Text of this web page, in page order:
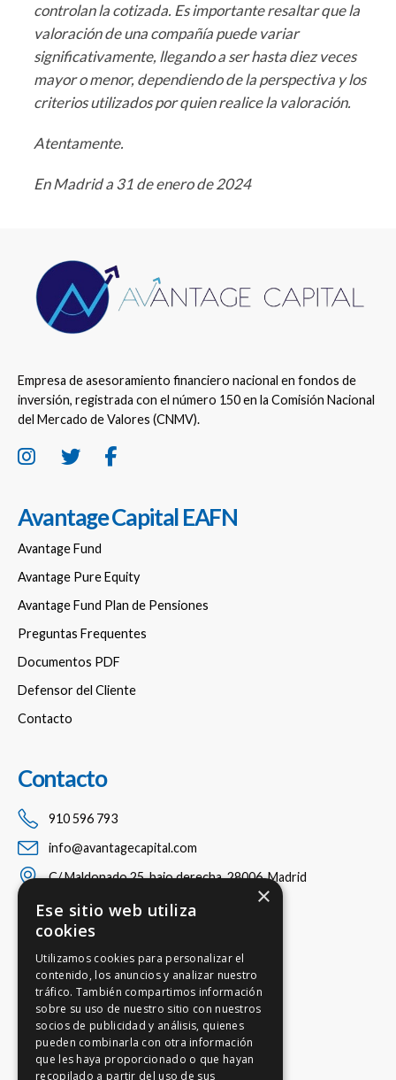
controlan la cotizada. Es importante resaltar que la
valoración de una compañía puede variar
significativamente, llegando a ser hasta diez veces
mayor o menor, dependiendo de la perspectiva y los
criterios utilizados por quien realice la valoración.
Atentamente.
En Madrid a 31 de enero de 2024
Empresa de asesoramiento financiero nacional en fondos de
inversión, registrada con el número 150 en la Comisión Nacional
del Mercado de Valores (CNMV).
Avantage Capital EAFN
Avantage Fund
Avantage Pure Equity
Avantage Fund Plan de Pensiones
Preguntas Frequentes
Documentos PDF
Defensor del Cliente
Contacto
Contacto
910 596 793
info@avantagecapital.com
C/ Maldonado 25, bajo derecha, 28006, Madrid
×
Ese sitio web utiliza
cookies
Utilizamos cookies para personalizar el
contenido, los anuncios y analizar nuestro
tráfico. También compartimos información
sobre su uso de nuestro sitio con nuestros
socios de publicidad y análisis, quienes
pueden combinarla con otra información
que les haya proporcionado o que hayan
recopilado a partir del uso de sus